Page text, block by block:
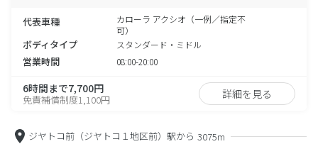
代表車種
カローラ アクシオ（一例／指定不
可）
ボディタイプ スタンダード・ミドル
営業時間 08:00-20:00
6時間まで7,700円
免責補償制度1,100円 詳細を見る
ジヤトコ前（ジヤトコ１地区前）駅から 3075m